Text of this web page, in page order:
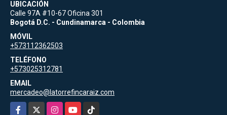
UBICACIÓN
Calle 97A #10-67 Oficina 301
Bogotá D.C. - Cundinamarca - Colombia
MÓVIL
+573112362503
TELÉFONO
+573025312781
EMAIL
mercadeo@latorrefincaraiz.com